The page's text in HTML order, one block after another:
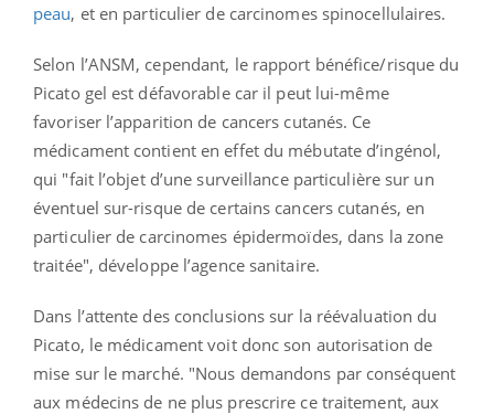
peau, et en particulier de carcinomes spinocellulaires.
Selon l’ANSM, cependant, le rapport bénéfice/risque du
Picato gel est défavorable car il peut lui-même
favoriser l’apparition de cancers cutanés. Ce
médicament contient en effet du mébutate d’ingénol,
qui "fait l’objet d’une surveillance particulière sur un
éventuel sur-risque de certains cancers cutanés, en
particulier de carcinomes épidermoïdes, dans la zone
traitée", développe l’agence sanitaire.
Dans l’attente des conclusions sur la réévaluation du
Picato, le médicament voit donc son autorisation de
mise sur le marché. "Nous demandons par conséquent
aux médecins de ne plus prescrire ce traitement, aux